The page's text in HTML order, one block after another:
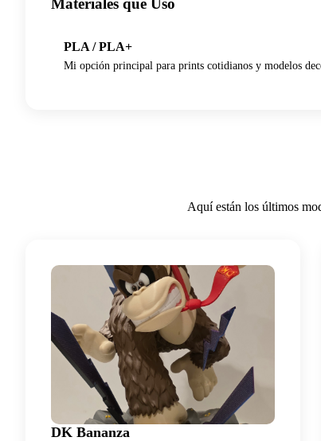
Materiales que Uso
PLA / PLA+
Mi opción principal para prints cotidianos y modelos
Aquí están los últimos
DK Bananza